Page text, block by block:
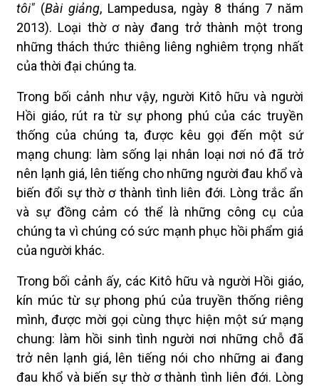
tôi" (Bài giảng, Lampedusa, ngày 8 tháng 7 năm
2013). Loại thờ ơ này đang trở thành một trong
những thách thức thiêng liêng nghiêm trọng nhất
của thời đại chúng ta.
Trong bối cảnh như vậy, người Kitô hữu và người
Hồi giáo, rút ra từ sự phong phú của các truyền
thống của chúng ta, được kêu gọi đến một sứ
mạng chung: làm sống lại nhân loại nơi nó đã trở
nên lạnh giá, lên tiếng cho những người đau khổ và
biến đổi sự thờ ơ thành tình liên đới. Lòng trắc ẩn
và sự đồng cảm có thể là những công cụ của
chúng ta vì chúng có sức mạnh phục hồi phẩm giá
của người khác.
Trong bối cảnh ấy, các Kitô hữu và người Hồi giáo,
kín múc từ sự phong phú của truyền thống riêng
mình, được mời gọi cùng thực hiện một sứ mạng
chung: làm hồi sinh tình người nơi những chỗ đã
trở nên lạnh giá, lên tiếng nói cho những ai đang
đau khổ và biến sự thờ ơ thành tình liên đới. Lòng